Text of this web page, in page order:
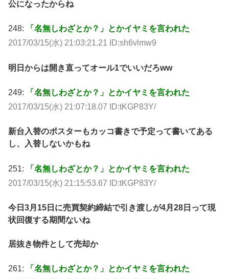
公になったからね
248:
「名無しわざとか？」とかイヤミを言われた
2017/03/15(水) 21:03:21.21 ID:sh6vlmw9
明日からは開き直ってオール1でいいだろww
249:
「名無しわざとか？」とかイヤミを言われた
2017/03/15(水) 21:07:18.07 ID:tKGP83Y/
新台入替のポスターもカッコ書きで予定って書いてある
し、入替しないかもね
251:
「名無しわざとか？」とかイヤミを言われた
2017/03/15(水) 21:15:53.67 ID:tKGP83Y/
今日3月15日に売買契約締結で引き渡しが4月28日って現
状回復する期間ないね
居抜き物件として売却か
261:
「名無しわざとか？」とかイヤミを言われた